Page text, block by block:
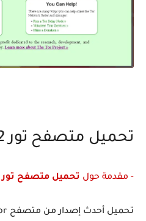
تحميل متصفح تور 32 بت
- مقدمة حول تحميل متصفح تور 32 بت